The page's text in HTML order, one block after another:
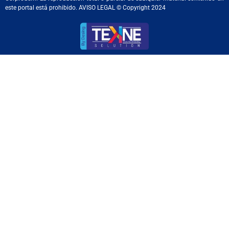
este portal está prohibido. AVISO LEGAL © Copyright 2024